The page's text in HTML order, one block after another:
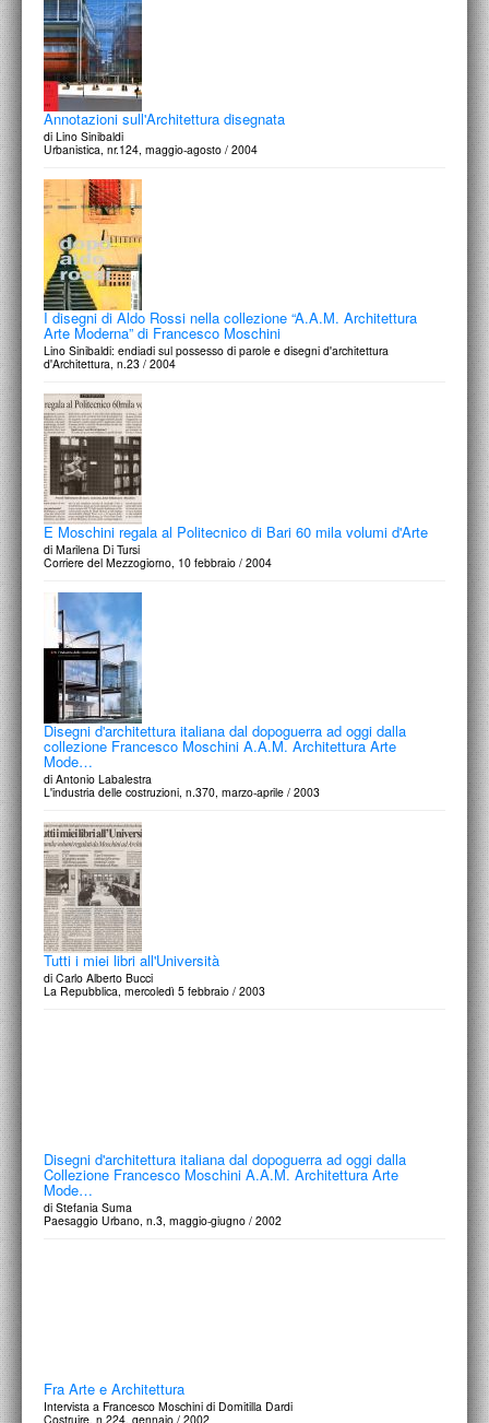
Annotazioni sull'Architettura disegnata
di Lino Sinibaldi
Urbanistica, nr.124, maggio-agosto / 2004
I disegni di Aldo Rossi nella collezione “A.A.M. Architettura
Arte Moderna” di Francesco Moschini
Lino Sinibaldi: endiadi sul possesso di parole e disegni d'architettura
d'Architettura, n.23 / 2004
E Moschini regala al Politecnico di Bari 60 mila volumi d'Arte
di Marilena Di Tursi
Corriere del Mezzogiorno, 10 febbraio / 2004
Disegni d'architettura italiana dal dopoguerra ad oggi dalla
collezione Francesco Moschini A.A.M. Architettura Arte
Mode…
di Antonio Labalestra
L'industria delle costruzioni, n.370, marzo-aprile / 2003
Tutti i miei libri all'Università
di Carlo Alberto Bucci
La Repubblica, mercoledì 5 febbraio / 2003
Disegni d'architettura italiana dal dopoguerra ad oggi dalla
Collezione Francesco Moschini A.A.M. Architettura Arte
Mode…
di Stefania Suma
Paesaggio Urbano, n.3, maggio-giugno / 2002
Fra Arte e Architettura
Intervista a Francesco Moschini di Domitilla Dardi
Costruire, n.224, gennaio / 2002